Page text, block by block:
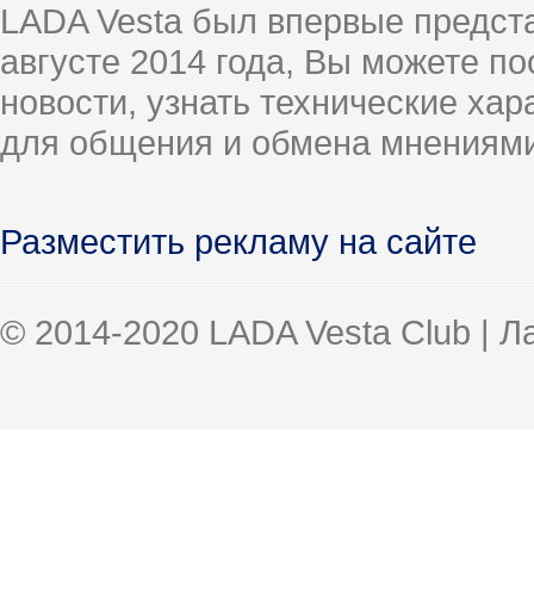
LADA Vesta был впервые
августе 2014 года, Вы можете
новости, узнать технические
для общения и обмена
Разместить рекламу на сайте
© 2014-2020 LADA Vesta Club |